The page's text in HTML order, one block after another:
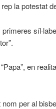
la potestat
en
per al